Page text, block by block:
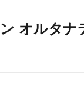
オルタナ